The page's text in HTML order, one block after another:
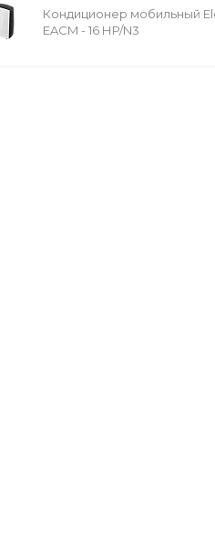
Кондиционер мобильный
EACM - 16 НP/N3